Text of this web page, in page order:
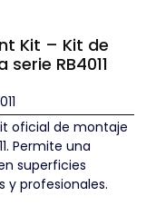
Kit – Kit de
RB4011
oficial de montaje
Permite una
superficies
y profesionales.